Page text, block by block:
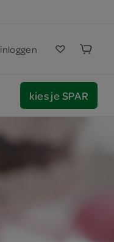
inloggen
kies je SPAR